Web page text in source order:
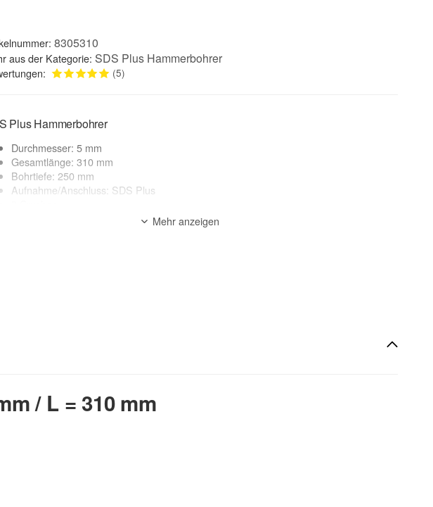
8305310
aus der Kategorie: SDS Plus Hammerbohrer
(5)
Plus Hammerbohrer
Durchmesser: 5 mm
Gesamtlänge: 310 mm
Bohrtiefe: 250 mm
Aufnahme/Anschluss: SDS Plus
Mehr anzeigen
/ L = 310 mm